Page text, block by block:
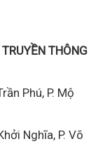
THÔNG
Phú, P. Mộ
Nghĩa, P. Võ